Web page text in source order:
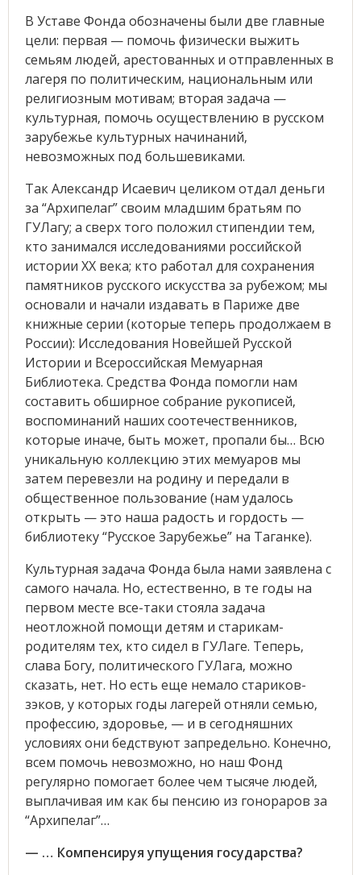
В Уставе Фонда обозначены были две главные
цели: первая — помочь физически выжить
семьям людей, арестованных и отправленных в
лагеря по политическим, национальным или
религиозным мотивам; вторая задача —
культурная, помочь осуществлению в русском
зарубежье культурных начинаний,
невозможных под большевиками.
Так Александр Исаевич целиком отдал деньги
за “Архипелаг” своим младшим братьям по
ГУЛагу; а сверх того положил стипендии тем,
кто занимался исследованиями российской
истории ХХ века; кто работал для сохранения
памятников русского искусства за рубежом; мы
основали и начали издавать в Париже две
книжные серии (которые теперь продолжаем в
России): Исследования Новейшей Русской
Истории и Всероссийская Мемуарная
Библиотека. Средства Фонда помогли нам
составить обширное собрание рукописей,
воспоминаний наших соотечественников,
которые иначе, быть может, пропали бы… Всю
уникальную коллекцию этих мемуаров мы
затем перевезли на родину и передали в
общественное пользование (нам удалось
открыть — это наша радость и гордость —
библиотеку “Русское Зарубежье” на Таганке).
Культурная задача Фонда была нами заявлена с
самого начала. Но, естественно, в те годы на
первом месте все-таки стояла задача
неотложной помощи детям и старикам-
родителям тех, кто сидел в ГУЛаге. Теперь,
слава Богу, политического ГУЛага, можно
сказать, нет. Но есть еще немало стариков-
зэков, у которых годы лагерей отняли семью,
профессию, здоровье, — и в сегодняшних
условиях они бедствуют запредельно. Конечно,
всем помочь невозможно, но наш Фонд
регулярно помогает более чем тысяче людей,
выплачивая им как бы пенсию из гонораров за
“Архипелаг”…
— … Компенсируя упущения государства?